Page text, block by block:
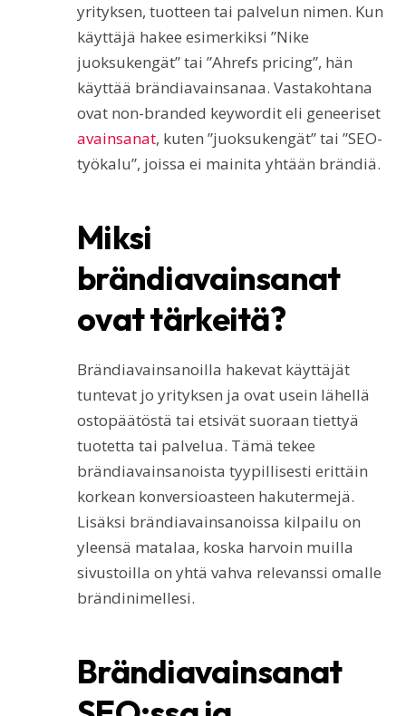
yrityksen, tuotteen tai palvelun nimen. Kun
käyttäjä hakee esimerkiksi ”Nike
juoksukengät” tai ”Ahrefs pricing”, hän
käyttää brändiavainsanaa. Vastakohtana
ovat non-branded keywordit eli geneeriset
avainsanat, kuten ”juoksukengät” tai ”SEO-
työkalu”, joissa ei mainita yhtään brändiä.
Miksi
brändiavainsanat
ovat tärkeitä?
Brändiavainsanoilla hakevat käyttäjät
tuntevat jo yrityksen ja ovat usein lähellä
ostopäätöstä tai etsivät suoraan tiettyä
tuotetta tai palvelua. Tämä tekee
brändiavainsanoista tyypillisesti erittäin
korkean konversioasteen hakutermejä.
Lisäksi brändiavainsanoissa kilpailu on
yleensä matalaa, koska harvoin muilla
sivustoilla on yhtä vahva relevanssi omalle
brändinimellesi.
Brändiavainsanat